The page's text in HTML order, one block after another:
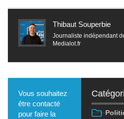
Thibaut Souperbie
Journaliste indépendant
Medialot.fr
Vous souhaitez
être contacté
pour faire la